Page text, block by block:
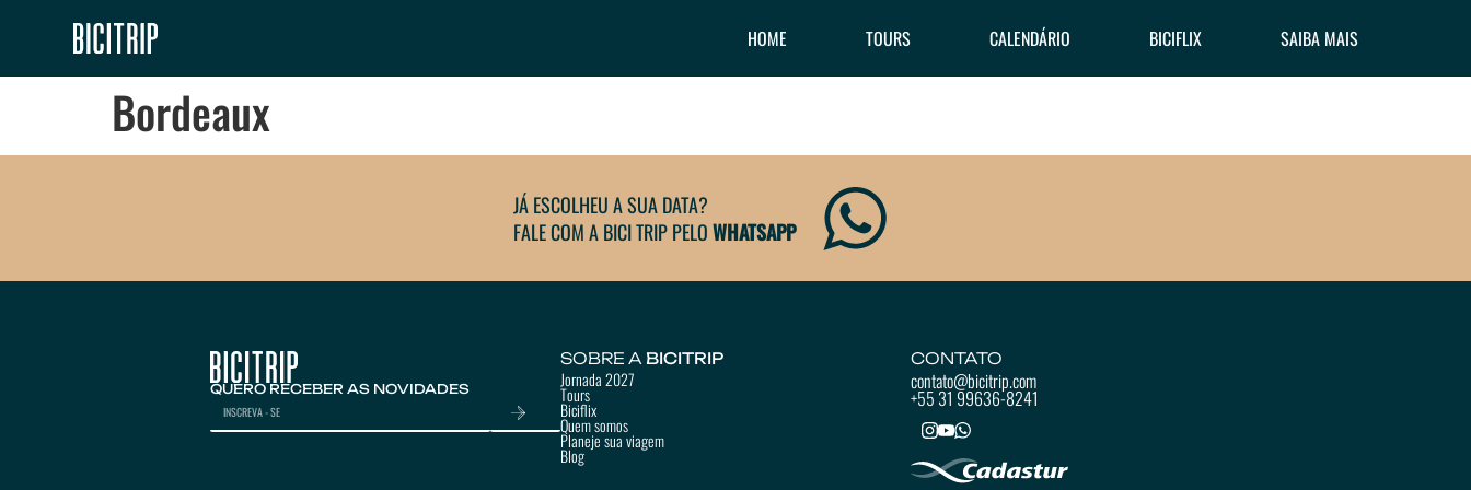
HOME TOURS CALENDÁRIO BICIFLIX SAIBA MAIS
Bordeaux
JÁ ESCOLHEU A SUA DATA?
FALE COM A BICI TRIP PELOWHATSAPP
QUERO RECEBER AS NOVIDADES
SOBRE A BICITRIP
Jornada 2027
Tours
Biciflix
Quem somos
Planeje sua viagem
Blog
CONTATO
contato@bicitrip.com
+55 31 99636-8241